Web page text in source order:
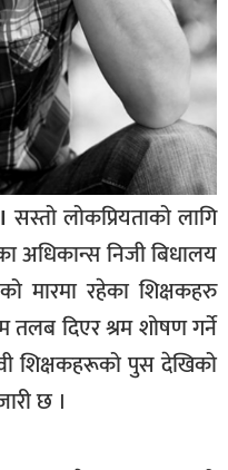
सस्तो लोकप्रियताको लागि
अधिकान्स निजी बिधालय
मारमा रहेका शिक्षकहरु
तलब दिएर श्रम शोषण गर्ने
शिक्षकहरूको पुस देखिको
छ ।